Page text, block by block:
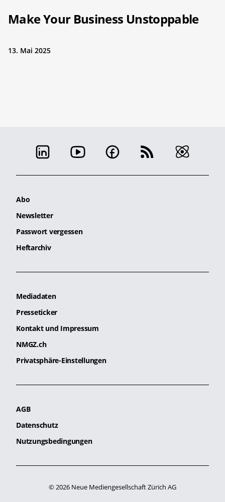
Make Your Business Unstoppable
13. Mai 2025
Abo
Newsletter
Passwort vergessen
Heftarchiv
Mediadaten
Presseticker
Kontakt und Impressum
NMGZ.ch
Privatsphäre-Einstellungen
AGB
Datenschutz
Nutzungsbedingungen
© 2026 Neue Mediengesellschaft Zürich AG